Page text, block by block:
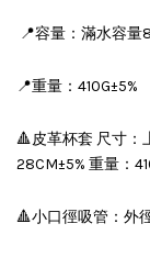
📍容量：滿水容量
📍重量：410G±5%
🔺皮革杯套 尺寸：
28CM±5% 重量：
🔺小口徑吸管：外